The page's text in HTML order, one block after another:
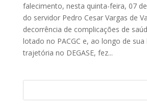
falecimento, nesta quinta-feira, 07
do servidor Pedro Cesar Vargas de
decorrência de complicações de
lotado no PACGC e, ao longo de sua
trajetória no DEGASE, fez...